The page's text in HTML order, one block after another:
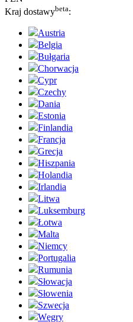
Kraj dostawybeta:
Austria
Belgia
Bułgaria
Chorwacja
Cypr
Czechy
Dania
Estonia
Finlandia
Francja
Grecja
Hiszpania
Holandia
Irlandia
Litwa
Luksemburg
Łotwa
Malta
Niemcy
Portugalia
Rumunia
Słowacja
Słowenia
Szwecja
Węgry